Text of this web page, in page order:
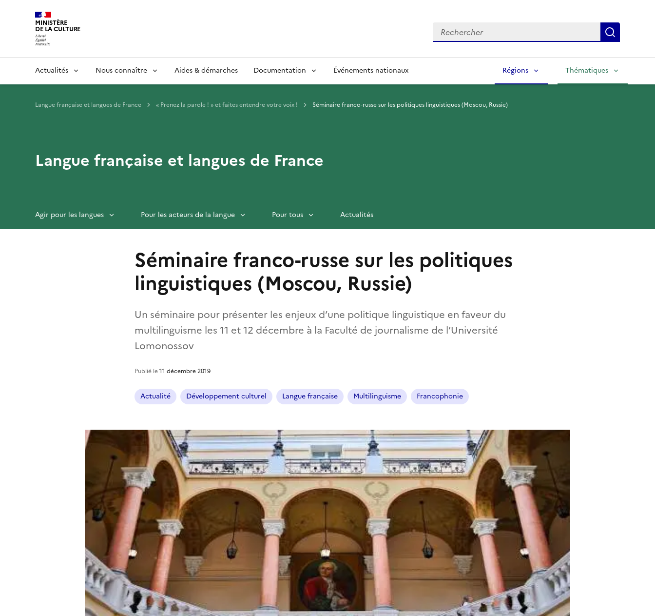
MINISTÈRE
DE LA CULTURE Rechercher
Actualités Nous connaître Aides & démarches Documentation Événements nationaux Régions Thématiques
Langue française et langues de France « Prenez la parole ! » et faites entendre votre voix ! Séminaire franco-russe sur les politiques linguistiques (Moscou, Russie)
Langue française et langues de France
Agir pour les langues Pour les acteurs de la langue Pour tous Actualités
Séminaire franco-russe sur les politiques
linguistiques (Moscou, Russie)
Un séminaire pour présenter les enjeux d’une politique linguistique en faveur du
multilinguisme les 11 et 12 décembre à la Faculté de journalisme de l’Université
Lomonossov
Publié le11 décembre 2019
Actualité Développement culturel Langue française Multilinguisme Francophonie